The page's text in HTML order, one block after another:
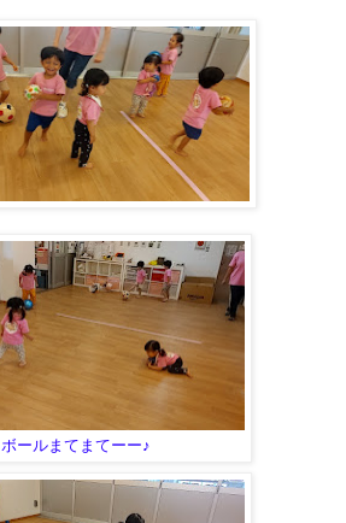
ボールまてまてーー♪